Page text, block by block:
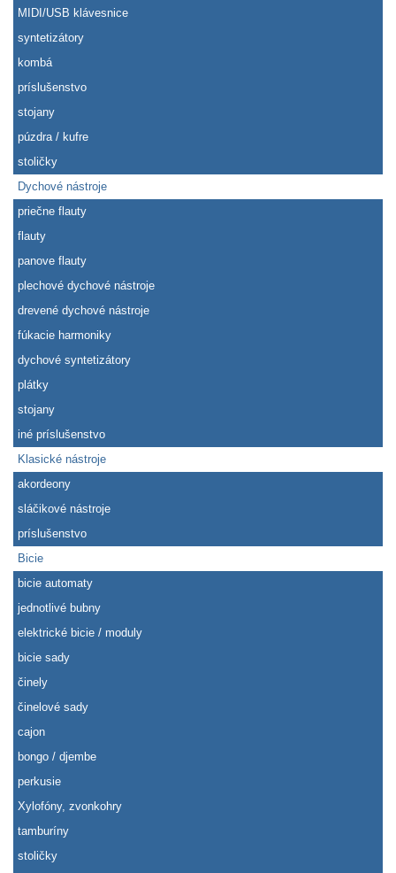
MIDI/USB klávesnice
syntetizátory
kombá
príslušenstvo
stojany
púzdra / kufre
stoličky
Dychové nástroje
priečne flauty
flauty
panove flauty
plechové dychové nástroje
drevené dychové nástroje
fúkacie harmoniky
dychové syntetizátory
plátky
stojany
iné príslušenstvo
Klasické nástroje
akordeony
sláčikové nástroje
príslušenstvo
Bicie
bicie automaty
jednotlivé bubny
elektrické bicie / moduly
bicie sady
činely
činelové sady
cajon
bongo / djembe
perkusie
Xylofóny, zvonkohry
tamburíny
stoličky